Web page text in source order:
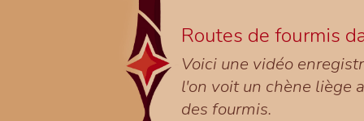
Routes de fourmis
Voici une vidéo
l'on voit un chène liège
des fourmis.